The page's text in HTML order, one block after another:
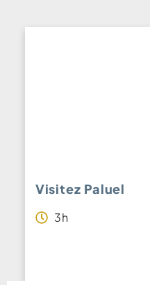
Visitez Paluel
3h